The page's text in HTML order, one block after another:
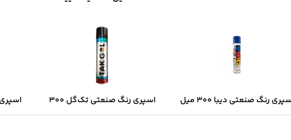
اسپری رنگ صنعتی دیبا ۳۰۰ میل
– آبی براق | خشک‌شدن سریع و
اسپری رنگ صنعتی تک‌گل ۳۰۰
میل – مشکی براق با پوشش